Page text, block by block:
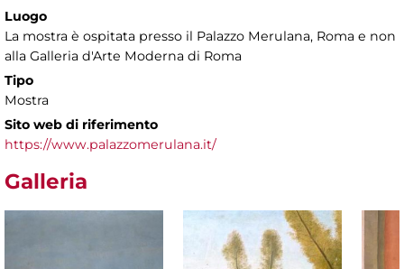
Luogo
La mostra è ospitata presso il Palazzo Merulana, Roma e non
alla Galleria d'Arte Moderna di Roma
Tipo
Mostra
Sito web di riferimento
https://www.palazzomerulana.it/
Galleria